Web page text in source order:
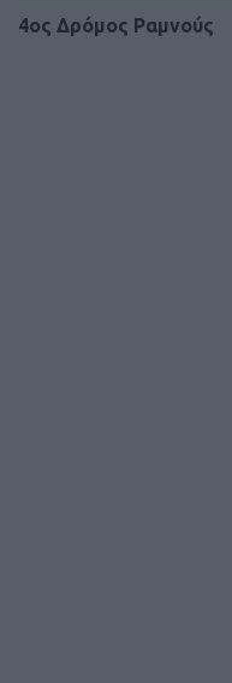
4ος Δρόμος Ραμνούς